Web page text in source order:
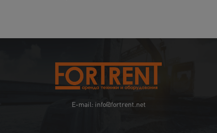
E-mail: info@fortrent.net